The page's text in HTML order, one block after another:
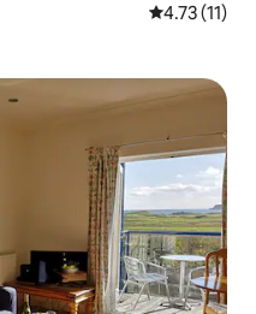
คะแนนเฉลี่ย
4.73 (11)